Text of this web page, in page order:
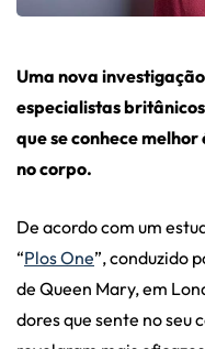
Uma nova
especialistas
que se conhece
no corpo.
De acordo com um
“Plos One”, conduzido
de Queen Mary, em
dores que sente no seu